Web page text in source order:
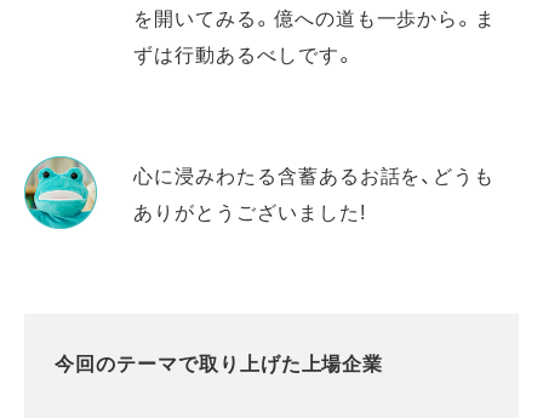
を開いてみる。億への道も一歩から。ま
ずは行動あるべしです。
心に浸みわたる含蓄あるお話を、どうも
ありがとうございました!
今回のテーマで取り上げた上場企業